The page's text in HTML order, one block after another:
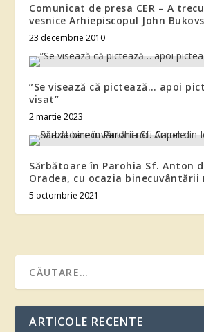
Comunicat de presa CER – A
vesnice Arhiepiscopul John
23 decembrie 2010
”Se visează că pictează… apoi
visat”
2 martie 2023
Sărbătoare în Parohia Sf. Anton
Oradea, cu ocazia binecuvântării
5 octombrie 2021
ARTICOLE RECENTE